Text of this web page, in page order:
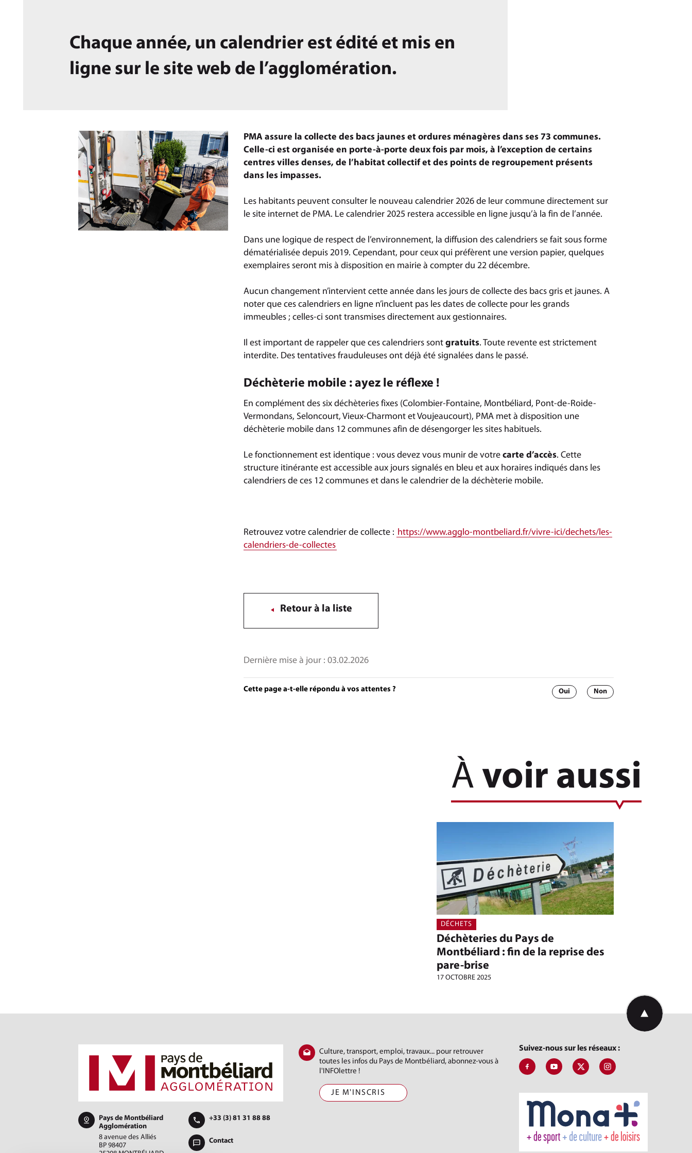
Chaque année, un calendrier est édité et mis en
ligne sur le site web de l’agglomération.
PMA assure la collecte des bacs jaunes et ordures ménagères dans ses 73 communes.
Celle-ci est organisée en porte-à-porte deux fois par mois, à l’exception de certains
centres villes denses, de l’habitat collectif et des points de regroupement présents
dans les impasses.
Les habitants peuvent consulter le nouveau calendrier 2026 de leur commune directement sur
le site internet de PMA. Le calendrier 2025 restera accessible en ligne jusqu’à la fin de l’année.
Dans une logique de respect de l’environnement, la diffusion des calendriers se fait sous forme
dématérialisée depuis 2019. Cependant, pour ceux qui préfèrent une version papier, quelques
exemplaires seront mis à disposition en mairie à compter du 22 décembre.
Aucun changement n’intervient cette année dans les jours de collecte des bacs gris et jaunes. A
noter que ces calendriers en ligne n’incluent pas les dates de collecte pour les grands
immeubles ; celles-ci sont transmises directement aux gestionnaires.
Il est important de rappeler que ces calendriers sont gratuits. Toute revente est strictement
interdite. Des tentatives frauduleuses ont déjà été signalées dans le passé.
Déchèterie mobile : ayez le réflexe !
En complément des six déchèteries fixes (Colombier-Fontaine, Montbéliard, Pont-de-Roide-
Vermondans, Seloncourt, Vieux-Charmont et Voujeaucourt), PMA met à disposition une
déchèterie mobile dans 12 communes afin de désengorger les sites habituels.
Le fonctionnement est identique : vous devez vous munir de votre carte d’accès. Cette
structure itinérante est accessible aux jours signalés en bleu et aux horaires indiqués dans les
calendriers de ces 12 communes et dans le calendrier de la déchèterie mobile.
Retrouvez votre calendrier de collecte : https://www.agglo-montbeliard.fr/vivre-ici/dechets/les-
calendriers-de-collectes
Retour à la liste
Dernière mise à jour : 03.02.2026
Cette page a-t-elle répondu à vos attentes ? Non
Oui
À voir aussi
Déchèteries du Pays de
Montbéliard : fin de la reprise des
pare-brise
17 OCTOBRE 2025
DÉCHETS
Retourner en
Pays de Montbéliard
Agglomération
8 avenue des Alliés
BP 98407
+33 (3) 81 31 88 88
Contact
Culture, transport, emploi, travaux... pour retrouver
toutes les infos du Pays de Montbéliard, abonnez-vous à
l'INFOlettre !
JE M'INSCRIS
Suivez-nous sur les réseaux :
Suivez-nous sur Facebook, J'aime le Pays
Suivez-nous sur Youtube, Pays de
Suivez-nous sur X, Pays de
Suivez-nous sur